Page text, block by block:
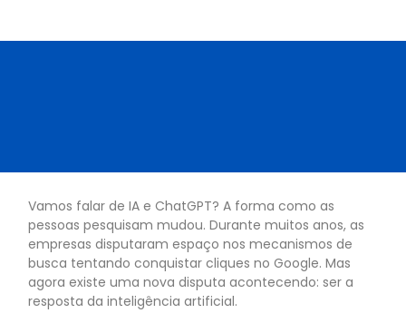
Vamos falar de IA e ChatGPT? A forma como as
pessoas pesquisam mudou. Durante muitos anos, as
empresas disputaram espaço nos mecanismos de
busca tentando conquistar cliques no Google. Mas
agora existe uma nova disputa acontecendo: ser a
resposta da inteligência artificial.